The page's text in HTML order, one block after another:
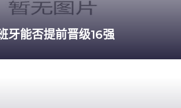
牙能否提前晋级16强